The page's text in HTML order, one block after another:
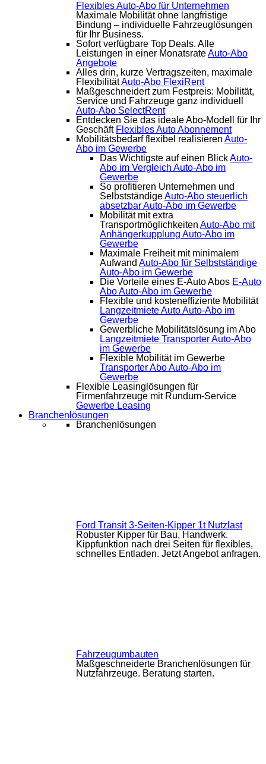
Flexibles Auto-Abo für Unternehmen
Maximale Mobilität ohne langfristige
Bindung – individuelle Fahrzeuglösungen
für Ihr Business.
Sofort verfügbare Top Deals. Alle
Leistungen in einer MonatsrateAuto-Abo
Angebote
Alles drin, kurze Vertragszeiten, maximale
FlexibilitätAuto-Abo FlexiRent
Maßgeschneidert zum Festpreis: Mobilität,
Service und Fahrzeuge ganz individuell
Auto-Abo SelectRent
Entdecken Sie das ideale Abo-Modell für Ihr
Geschäft Flexibles Auto Abonnement
Mobilitätsbedarf flexibel realisieren Auto-
Abo im Gewerbe
Das Wichtigste auf einen BlickAuto-
Abo im Vergleich Auto-Abo im
Gewerbe
So profitieren Unternehmen und
SelbstständigeAuto-Abo steuerlich
absetzbarAuto-Abo im Gewerbe
Mobilität mit extra
Transportmöglichkeiten Auto-Abo mit
Anhängerkupplung Auto-Abo im
Gewerbe
Maximale Freiheit mit minimalem
Aufwand Auto-Abo für Selbstständige
Auto-Abo im Gewerbe
Die Vorteile eines E-Auto Abos E-Auto
AboAuto-Abo im Gewerbe
Flexible und kosteneffiziente Mobilität
Langzeitmiete AutoAuto-Abo im
Gewerbe
Gewerbliche Mobilitätslösung im Abo
Langzeitmiete TransporterAuto-Abo
im Gewerbe
Flexible Mobilität im Gewerbe
Transporter AboAuto-Abo im
Gewerbe
Flexible Leasinglösungen für
Firmenfahrzeuge mit Rundum-Service
Gewerbe Leasing
Branchenlösungen
Branchenlösungen
Ford Transit 3-Seiten-Kipper 1t Nutzlast
Robuster Kipper für Bau, Handwerk.
Kippfunktion nach drei Seiten für flexibles,
schnelles Entladen. Jetzt Angebot anfragen.
Fahrzeugumbauten
Maßgeschneiderte Branchenlösungen für
Nutzfahrzeuge. Beratung starten.